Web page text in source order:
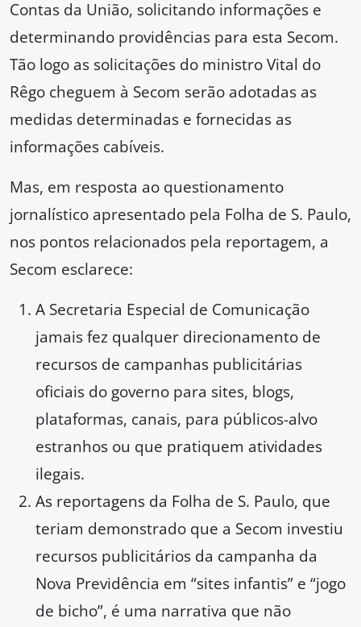
Contas da União, solicitando informações e
determinando providências para esta Secom.
Tão logo as solicitações do ministro Vital do
Rêgo cheguem à Secom serão adotadas as
medidas determinadas e fornecidas as
informações cabíveis.
Mas, em resposta ao questionamento
jornalístico apresentado pela Folha de S. Paulo,
nos pontos relacionados pela reportagem, a
Secom esclarece:
A Secretaria Especial de Comunicação
jamais fez qualquer direcionamento de
recursos de campanhas publicitárias
oficiais do governo para sites, blogs,
plataformas, canais, para públicos-alvo
estranhos ou que pratiquem atividades
ilegais.
As reportagens da Folha de S. Paulo, que
teriam demonstrado que a Secom investiu
recursos publicitários da campanha da
Nova Previdência em “sites infantis” e “jogo
de bicho”, é uma narrativa que não